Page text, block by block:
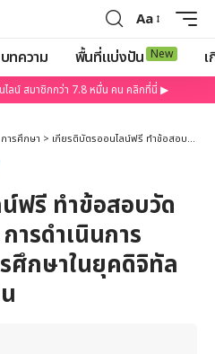
Aa
บทความ พื้นที่แบ่งปัน New
ไลน์ สมาชิกกว่า 7.8 หมื่น คน คลิกที่นี่ ▶
การศึกษา > เกียรติบัตรออนไลน์ฟรี ทำข้อสอบวัดระดับความรู้ เรื่อง การดำเนินการประกันคุณภาพการศึกษาในยุคดิจิทัล สู่การเรียนรู้ที่ยั่งยืน
ฟรี ทำข้อสอบวัด
ารดำเนินการ
ศึกษาในยุคดิจิทัล